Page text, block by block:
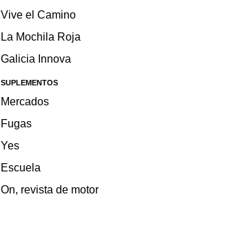
Vive el Camino
La Mochila Roja
Galicia Innova
SUPLEMENTOS
Mercados
Fugas
Yes
Escuela
On, revista de motor